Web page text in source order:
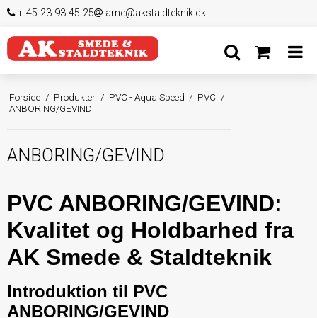
+ 45 23 93 45 25 arne@akstaldteknik.dk
Forside / Produkter / PVC - Aqua Speed / PVC /
ANBORING/GEVIND
ANBORING/GEVIND
PVC ANBORING/GEVIND:
Kvalitet og Holdbarhed fra
AK Smede & Staldteknik
Introduktion til PVC
ANBORING/GEVIND